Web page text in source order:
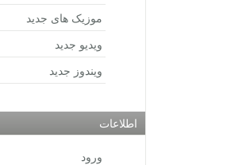
موزیک های جدید
ویدیو جدید
ویندوز جدید
اطلاعات
ورود